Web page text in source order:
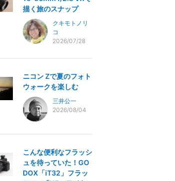
描く旅のスナップ
クキモトノリ
コ
2026/07/28
ニコン Zで夏のフォト
ウォークを楽しむ
三井公一
2026/08/04
こんな便利なフラッシ
ュを待っていた！GO
DOX「iT32」フラッ